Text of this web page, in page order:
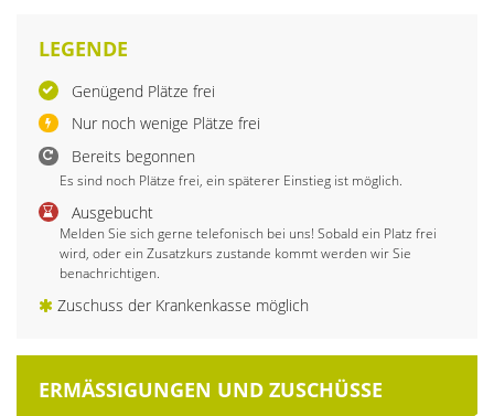
LEGENDE
Genügend Plätze frei
Nur noch wenige Plätze frei
Bereits begonnen
Es sind noch Plätze frei, ein späterer Einstieg ist möglich.
Ausgebucht
Melden Sie sich gerne telefonisch bei uns! Sobald ein Platz frei
wird, oder ein Zusatzkurs zustande kommt werden wir Sie
benachrichtigen.
Zuschuss der Krankenkasse möglich
ERMÄSSIGUNGEN UND ZUSCHÜSSE